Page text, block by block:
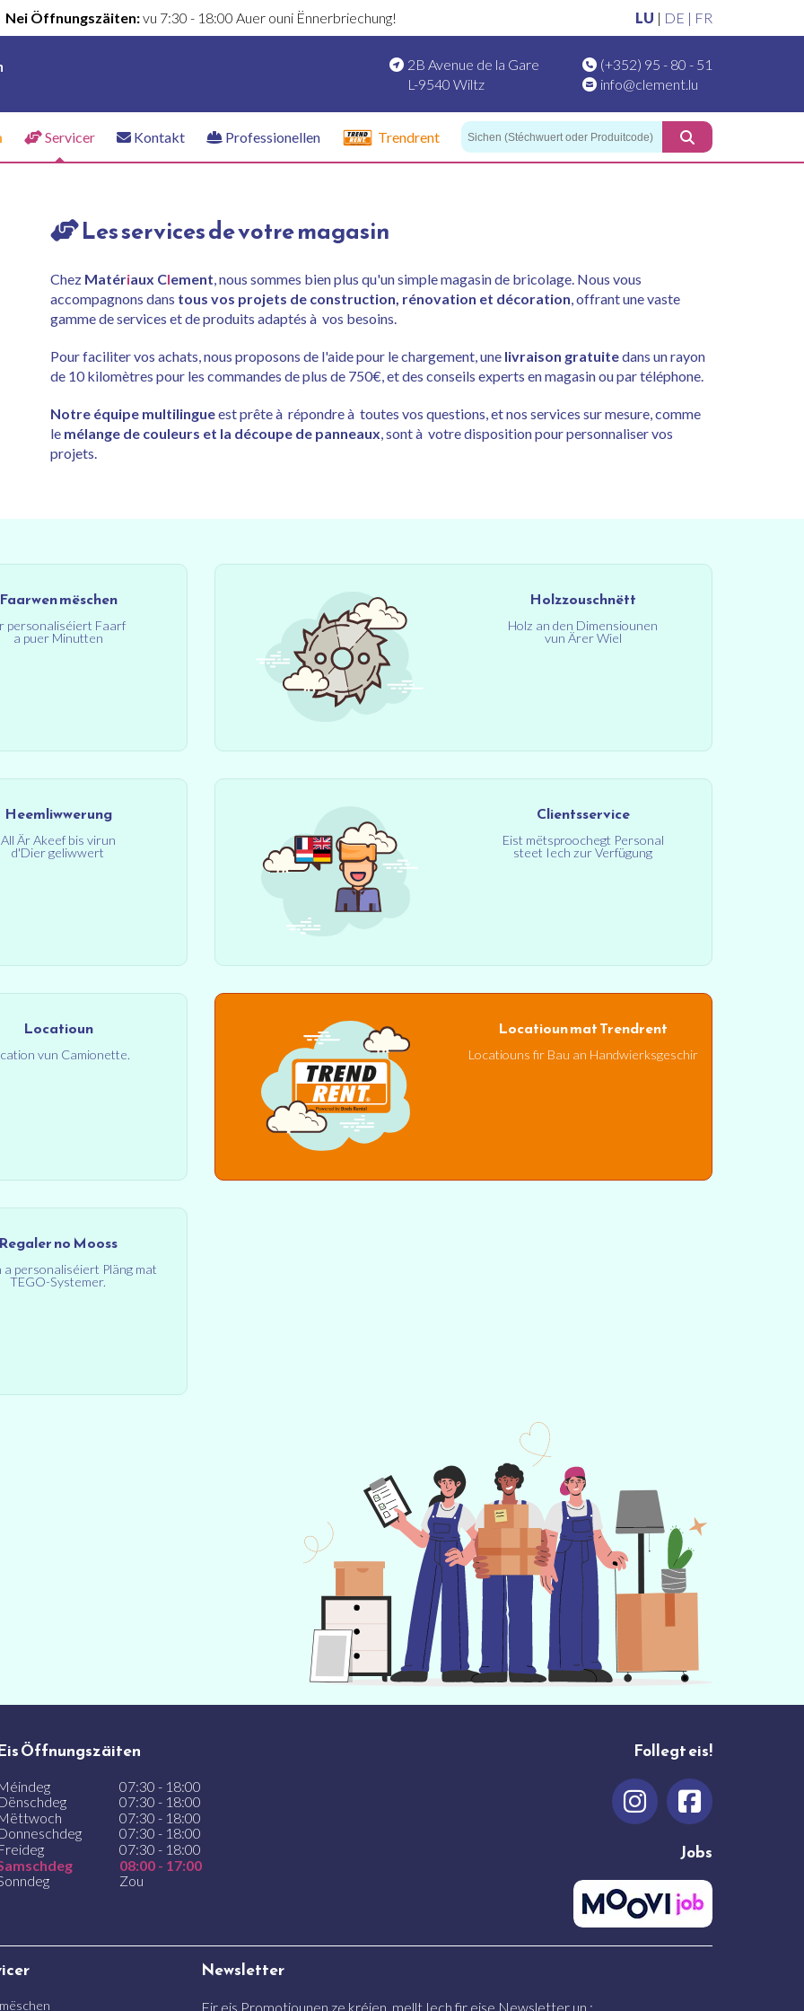
Nei Öffnungszäiten:vu 7:30 - 18:00 Auer ouni Ënnerbriechung! LU | DE | FR
2B Avenue de la Gare
L-9540 Wiltz
(+352) 95 - 80 - 51
info@clement.lu
Servicer Kontakt Professionellen Trendrent
Les services de votre magasin
Chez Matériaux Clement, nous sommes bien plus qu'un simple magasin de bricolage. Nous vous
accompagnons dans tous vos projets de construction, rénovation et décoration, offrant une vaste
gamme de services et de produits adaptés à vos besoins.
Pour faciliter vos achats, nous proposons de l'aide pour le chargement, une livraison gratuitedans un rayon
de 10 kilomètres pour les commandes de plus de 750€, et des conseils experts en magasin ou par téléphone.
Notre équipe multilingueest prête à répondre à toutes vos questions, et nos services sur mesure, comme
le mélange de couleurs et la découpe de panneaux, sont à votre disposition pour personnaliser vos
projets.
mëschen
personaliséiert Faarf
a puer Minutten
Holzzouschnëtt
Holz an den Dimensiounen
vun Ärer Wiel
Heemliwwerung
All Är Akeef bis virun
d'Dier geliwwert
Clientsservice
Eist mëtsproochegt Personal
steet Iech zur Verfügung
Locatioun
vun Camionette.
Locatioun mat Trendrent
Locatiouns fir Bau an Handwierksgeschir
no Mooss
a personaliséiert Pläng mat
TEGO-Systemer.
Öffnungszäiten
07:30 - 18:00
07:30 - 18:00
07:30 - 18:00
07:30 - 18:00
07:30 - 18:00
08:00 - 17:00
Zou
Follegt eis!
Jobs
Newsletter
Fir eis Promotiounen ze kréien, mellt Iech fir eise Newsletter un :